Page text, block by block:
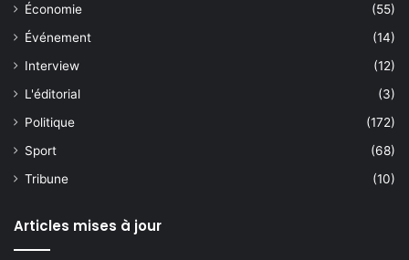
Économie
(55)
Événement
(14)
Interview
(12)
L'éditorial
(3)
Politique
(172)
Sport
(68)
Tribune
(10)
Articles mises à jour